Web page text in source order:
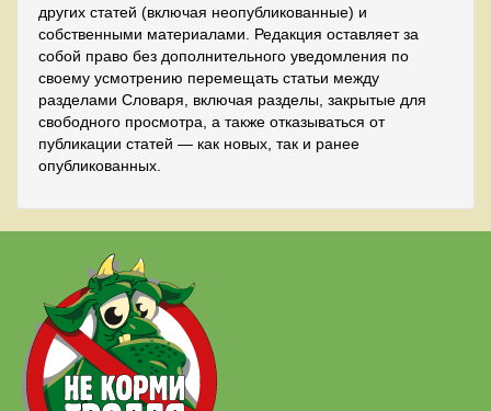
других статей (включая неопубликованные) и
собственными материалами. Редакция оставляет за
собой право без дополнительного уведомления по
своему усмотрению перемещать статьи между
разделами Словаря, включая разделы, закрытые для
свободного просмотра, а также отказываться от
публикации статей — как новых, так и ранее
опубликованных.